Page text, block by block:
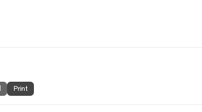
Print